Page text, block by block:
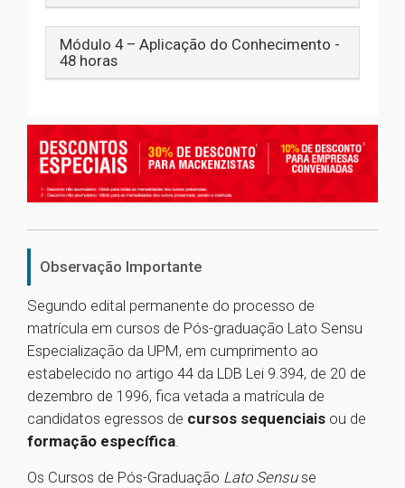
Módulo 4 – Aplicação do Conhecimento -
48 horas
Observação Importante
Segundo edital permanente do processo de
matrícula em cursos de Pós-graduação Lato Sensu
Especialização da UPM, em cumprimento ao
estabelecido no artigo 44 da LDB Lei 9.394, de 20 de
dezembro de 1996, fica vetada a matrícula de
candidatos egressos de cursos sequenciais ou de
formação específica.
Os Cursos de Pós-Graduação Lato Sensuse